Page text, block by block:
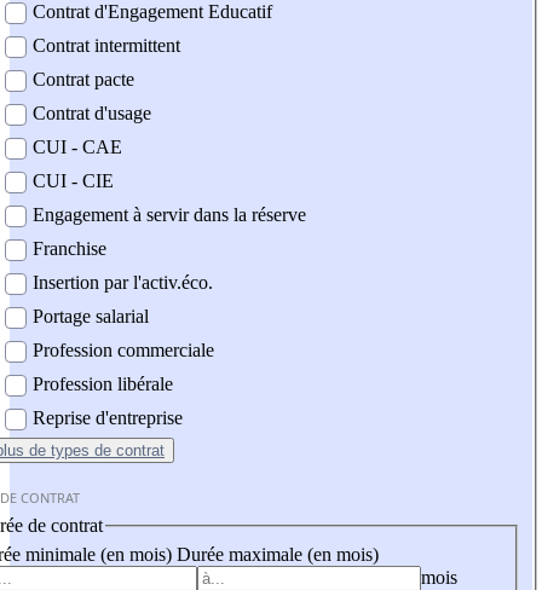
Contrat d'Engagement Educatif
Contrat intermittent
Contrat pacte
Contrat d'usage
CUI - CAE
CUI - CIE
Engagement à servir dans la réserve
Franchise
Insertion par l'activ.éco.
Portage salarial
Profession commerciale
Profession libérale
Reprise d'entreprise
de types de contrat
CONTRAT
de contrat
minimale (en mois) Durée maximale (en mois)
mois